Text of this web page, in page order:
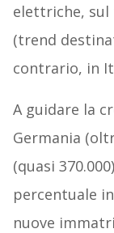
elettriche, sul
(trend
contrario, in
A guidare la
Germania
(quasi
percentuale
nuove